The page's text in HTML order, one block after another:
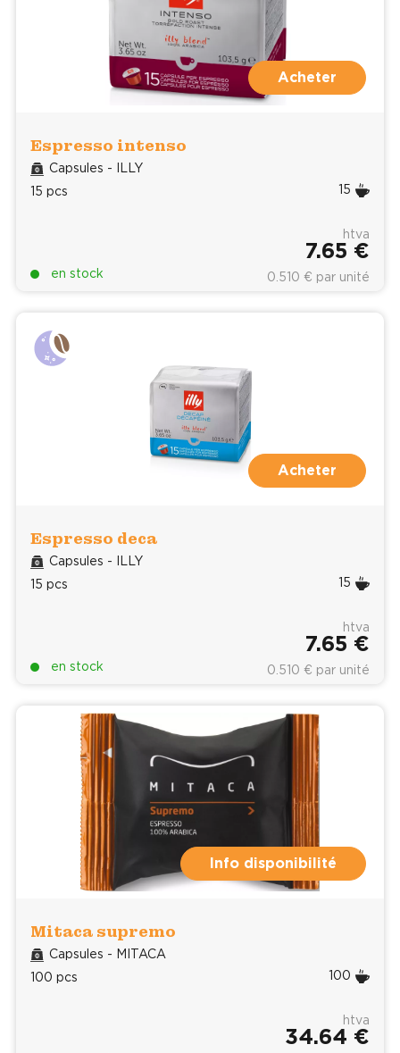
Acheter
Espresso intenso
Capsules - ILLY
15 pcs
15
en stock
htva
7.65 €
0.510 € par unité
Acheter
Espresso deca
Capsules - ILLY
15 pcs
15
en stock
htva
7.65 €
0.510 € par unité
Info disponibilité
Mitaca supremo
Capsules - MITACA
100 pcs
100
htva
34.64 €